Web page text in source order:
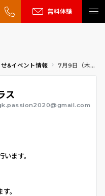
無料体験
せ&イベント情報 7月9日（木）エリートクラス
ス
ます。
。